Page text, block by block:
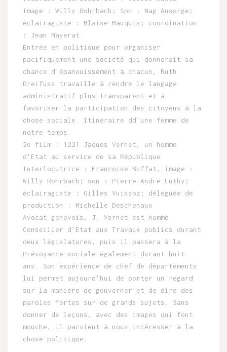
Image : Willy Rohrbach; Son : Nag Ansorge;
éclairagiste : Blaise Bauquis; coordination
: Jean Mayerat
Entrée en politique pour organiser
pacifiquement une société qui donnerait sa
chance d'épanouissement à chacun, Ruth
Dreifuss travaille à rendre le langage
administratif plus transparent et à
favoriser la participation des citoyens à la
chose sociale. Itinéraire dd'une femme de
notre temps.
2e film : 1221 Jaques Vernet, un homme
d'Etat au service de sa République
Interlocutrice : Francoise Buffat, image :
Willy Rohrbach; son : Pierre-André Luthy;
éclairagiste : Gilles Vuissoz; déléguée de
production : Michelle Deschenaux
Avocat genevois, J. Vernet est nommé
Conseiller d'Etat aux Travaux publics durant
deux législatures, puis il passera à la
Prévoyance sociale également durant huit
ans. Son expérience de chef de départements
lui permet aujourd'hui de porter un regard
sur la manière de gouverner et de dire des
paroles fortes sur de grands sujets. Sans
donner de leçons, avec des images qui font
mouche, il parvient à nous intéresser à la
chose politique.